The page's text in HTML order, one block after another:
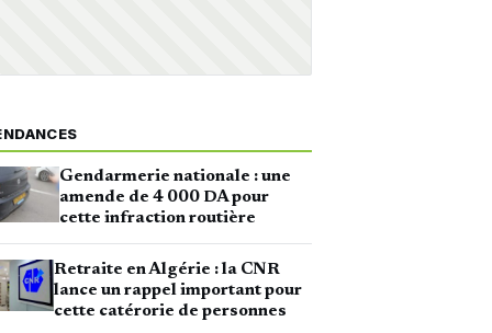
Gendarmerie nationale : une
amende de 4 000 DA pour
cette infraction routière
Retraite en Algérie : la CNR
lance un rappel important pour
cette catérorie de personnes